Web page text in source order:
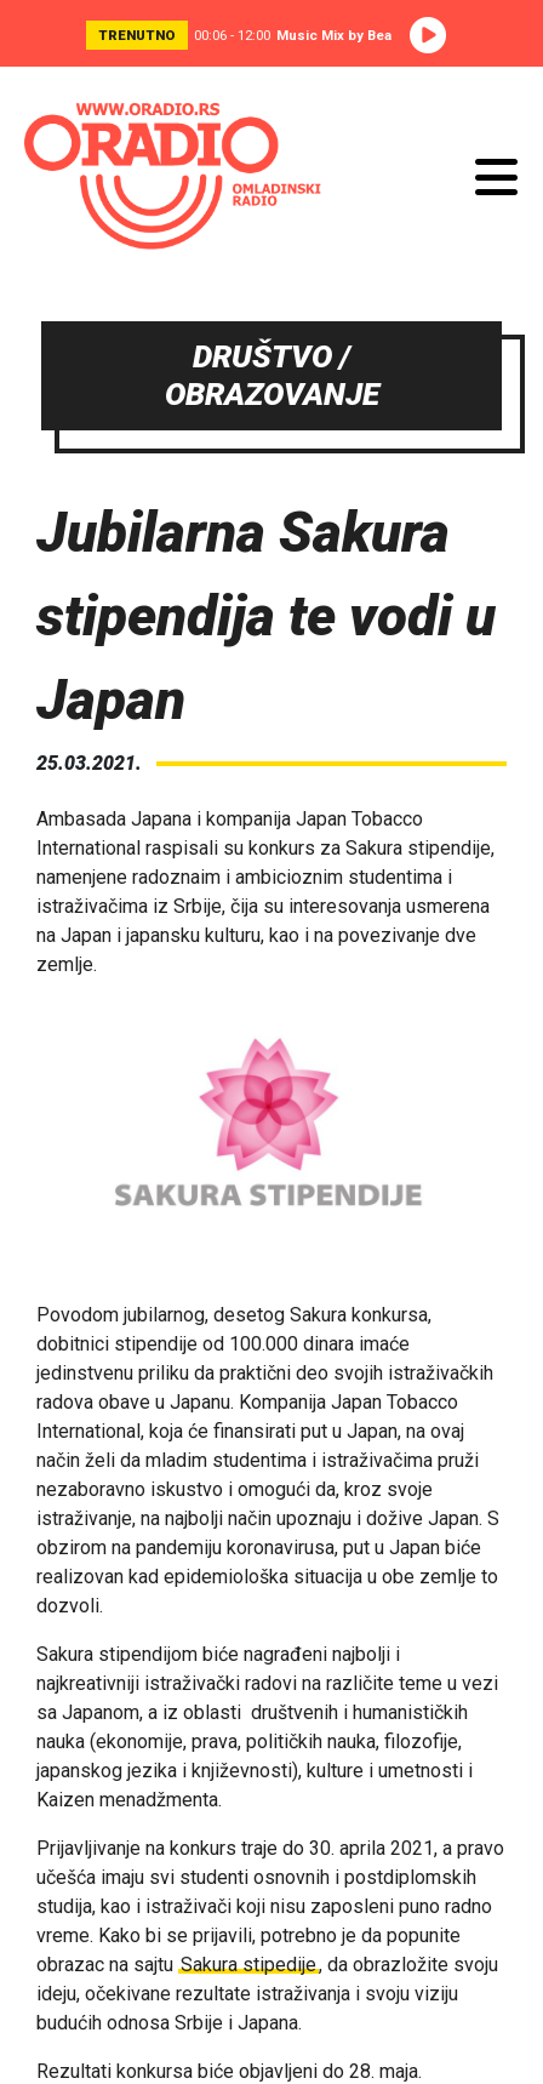
TRENUTNO 00:06 - 12:00 Music Mix by Bea
DRUŠTVO /
OBRAZOVANJE
Jubilarna Sakura
stipendija te vodi u
Japan
25.03.2021.
Ambasada Japana i kompanija Japan Tobacco
International raspisali su konkurs za Sakura stipendije,
namenjene radoznaim i ambicioznim studentima i
istraživačima iz Srbije, čija su interesovanja usmerena
na Japan i japansku kulturu, kao i na povezivanje dve
zemlje.
Povodom jubilarnog, desetog Sakura konkursa,
dobitnici stipendije od 100.000 dinara imaće
jedinstvenu priliku da praktični deo svojih istraživačkih
radova obave u Japanu. Kompanija Japan Tobacco
International, koja će finansirati put u Japan, na ovaj
način želi da mladim studentima i istraživačima pruži
nezaboravno iskustvo i omogući da, kroz svoje
istraživanje, na najbolji način upoznaju i dožive Japan. S
obzirom na pandemiju koronavirusa, put u Japan biće
realizovan kad epidemiološka situacija u obe zemlje to
dozvoli.
Sakura stipendijom biće nagrađeni najbolji i
najkreativniji istraživački radovi na različite teme u vezi
sa Japanom, a iz oblasti društvenih i humanističkih
nauka (ekonomije, prava, političkih nauka, filozofije,
japanskog jezika i književnosti), kulture i umetnosti i
Kaizen menadžmenta.
Prijavljivanje na konkurs traje do 30. aprila 2021, a pravo
učešća imaju svi studenti osnovnih i postdiplomskih
studija, kao i istraživači koji nisu zaposleni puno radno
vreme. Kako bi se prijavili, potrebno je da popunite
obrazac na sajtu Sakura stipedije, da obrazložite svoju
ideju, očekivane rezultate istraživanja i svoju viziju
budućih odnosa Srbije i Japana.
Rezultati konkursa biće objavljeni do 28. maja.